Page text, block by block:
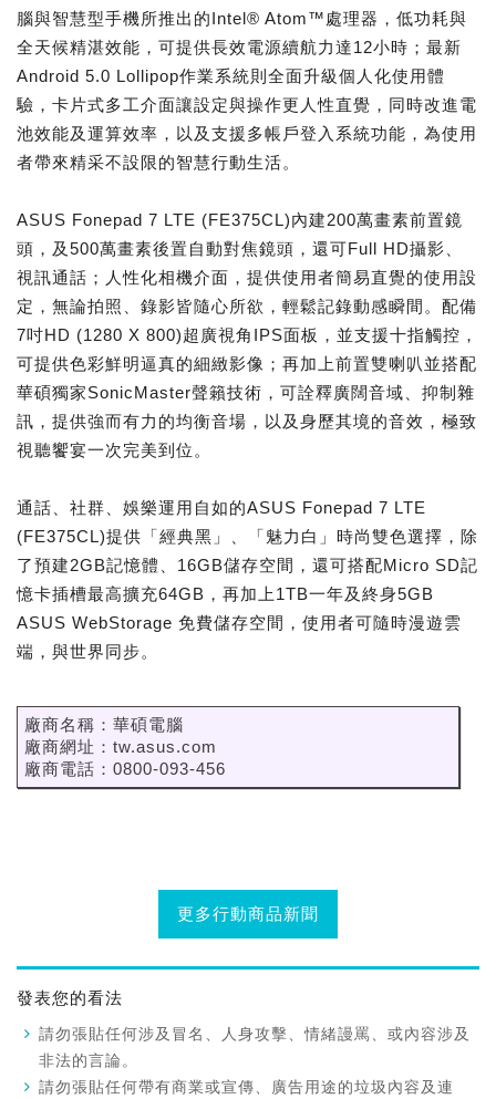
腦與智慧型手機所推出的Intel® Atom™處理器，低功耗與
全天候精湛效能，可提供長效電源續航力達12小時；最新
Android 5.0 Lollipop作業系統則全面升級個人化使用體
驗，卡片式多工介面讓設定與操作更人性直覺，同時改進電
池效能及運算效率，以及支援多帳戶登入系統功能，為使用
者帶來精采不設限的智慧行動生活。
ASUS Fonepad 7 LTE (FE375CL)內建200萬畫素前置鏡
頭，及500萬畫素後置自動對焦鏡頭，還可Full HD攝影、
視訊通話；人性化相機介面，提供使用者簡易直覺的使用設
定，無論拍照、錄影皆隨心所欲，輕鬆記錄動感瞬間。配備
7吋HD (1280 X 800)超廣視角IPS面板，並支援十指觸控，
可提供色彩鮮明逼真的細緻影像；再加上前置雙喇叭並搭配
華碩獨家SonicMaster聲籟技術，可詮釋廣闊音域、抑制雜
訊，提供強而有力的均衡音場，以及身歷其境的音效，極致
視聽饗宴一次完美到位。
通話、社群、娛樂運用自如的ASUS Fonepad 7 LTE
(FE375CL)提供「經典黑」、「魅力白」時尚雙色選擇，除
了預建2GB記憶體、16GB儲存空間，還可搭配Micro SD記
憶卡插槽最高擴充64GB，再加上1TB一年及終身5GB
ASUS WebStorage 免費儲存空間，使用者可隨時漫遊雲
端，與世界同步。
廠商名稱：華碩電腦
廠商網址：tw.asus.com
廠商電話：0800-093-456
更多行動商品新聞
發表您的看法
請勿張貼任何涉及冒名、人身攻擊、情緒謾罵、或內容涉及
非法的言論。
請勿張貼任何帶有商業或宣傳、廣告用途的垃圾內容及連